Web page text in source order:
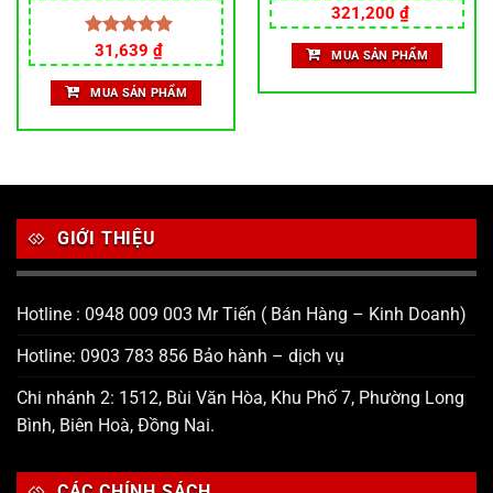
Wave Vario ren 8-10mm
Được xếp
hạng5.00
5 sao
Giá
gốc
là:
45,000 ₫.
31,639 ₫Giá
hiện
tại
là:
31,639 ₫.
MUA SẢN PHẨM
Beast Versys-X300 Gương
chiếu hậu Versys650 Gương
chiếu hậu Gương chiếu hậu
Giá
gốc
là:
534,600 ₫.
321,200 ₫Giá
hiện
tại
là:
321,200 ₫.
MUA SẢN PHẨM
GIỚI THIỆU
Hotline : 0948 009 003 Mr Tiến ( Bán Hàng – Kinh Doanh)
Hotline: 0903 783 856 Bảo hành – dịch vụ
Chi nhánh 2: 1512, Bùi Văn Hòa, Khu Phố 7, Phường Long
Bình, Biên Hoà, Đồng Nai.